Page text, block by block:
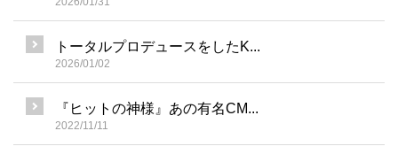
トータルプロデュースをしたK...
2026/01/02
『ヒットの神様』あの有名CM...
2022/11/11